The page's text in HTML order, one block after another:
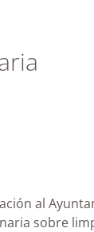
al
sobre